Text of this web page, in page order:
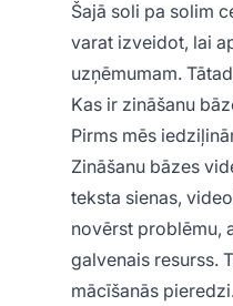
Šajā soli pa solim
varat izveidot, lai
uzņēmumam.
Kas ir zināšanu
Pirms mēs
Zināšanu bāzes
teksta sienas,
novērst problēmu,
galvenais resurss.
mācīšanās